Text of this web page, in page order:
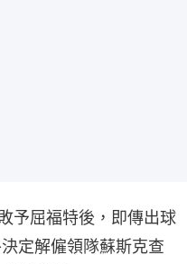
予屈福特後，即傳出球
定解僱領隊蘇斯克查